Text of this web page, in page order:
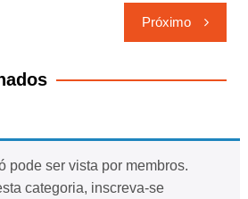
Próximo
pode ser vista por membros.
categoria, inscreva-se